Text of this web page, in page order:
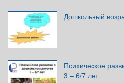
Дошкольный
Психическое
3 – 6/7 лет